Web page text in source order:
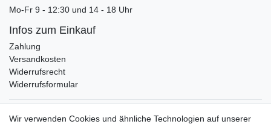
Mo-Fr 9 - 12:30 und 14 - 18 Uhr
Infos zum Einkauf
Zahlung
Versandkosten
Widerrufsrecht
Widerrufsformular
Verpackungslizenz
Wir verwenden Cookies und ähnliche Technologien auf unserer